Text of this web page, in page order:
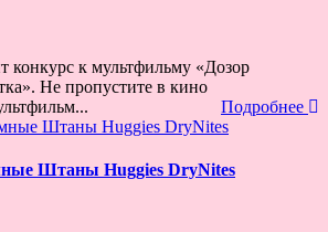
конкурс к мультфильму «Дозор
Не пропустите в кино
Подробнее
Штаны Huggies DryNites